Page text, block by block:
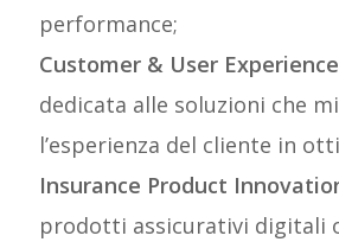
performance;
Customer & User
dedicata alle soluzioni che
l’esperienza del cliente in
Insurance Product
prodotti assicurativi digitali